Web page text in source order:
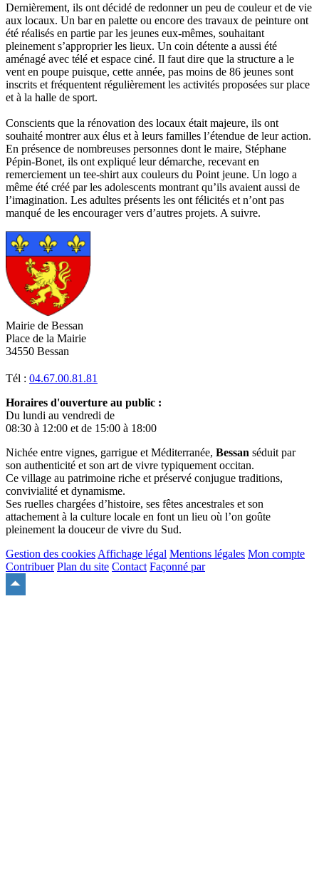
Dernièrement, ils ont décidé de redonner un peu de couleur et de vie
aux locaux. Un bar en palette ou encore des travaux de peinture ont
été réalisés en partie par les jeunes eux-mêmes, souhaitant
pleinement s’approprier les lieux. Un coin détente a aussi été
aménagé avec télé et espace ciné. Il faut dire que la structure a le
vent en poupe puisque, cette année, pas moins de 86 jeunes sont
inscrits et fréquentent régulièrement les activités proposées sur place
et à la halle de sport.
Conscients que la rénovation des locaux était majeure, ils ont
souhaité montrer aux élus et à leurs familles l’étendue de leur action.
En présence de nombreuses personnes dont le maire, Stéphane
Pépin-Bonet, ils ont expliqué leur démarche, recevant en
remerciement un tee-shirt aux couleurs du Point jeune. Un logo a
même été créé par les adolescents montrant qu’ils avaient aussi de
l’imagination. Les adultes présents les ont félicités et n’ont pas
manqué de les encourager vers d’autres projets. A suivre.
Mairie de Bessan
Place de la Mairie
34550 Bessan
Tél : 04.67.00.81.81
Horaires d'ouverture au public :
Du lundi au vendredi de
08:30 à 12:00 et de 15:00 à 18:00
Nichée entre vignes, garrigue et Méditerranée, Bessan séduit par
son authenticité et son art de vivre typiquement occitan.
Ce village au patrimoine riche et préservé conjugue traditions,
convivialité et dynamisme.
Ses ruelles chargées d’histoire, ses fêtes ancestrales et son
attachement à la culture locale en font un lieu où l’on goûte
pleinement la douceur de vivre du Sud.
Gestion des cookies Affichage légal Mentions légales Mon compte
Contribuer Plan du site Contact Façonné par